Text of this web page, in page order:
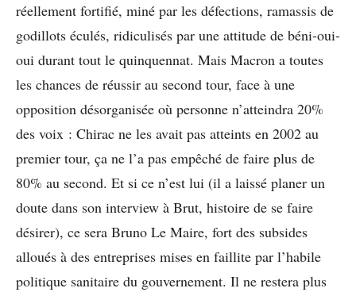
réellement fortifié, miné par les défections, ramassis de
godillots éculés, ridiculisés par une attitude de béni-oui-
oui durant tout le quinquennat. Mais Macron a toutes
les chances de réussir au second tour, face à une
opposition désorganisée où personne n’atteindra 20%
des voix : Chirac ne les avait pas atteints en 2002 au
premier tour, ça ne l’a pas empêché de faire plus de
80% au second. Et si ce n’est lui (il a laissé planer un
doute dans son interview à Brut, histoire de se faire
désirer), ce sera Bruno Le Maire, fort des subsides
alloués à des entreprises mises en faillite par l’habile
politique sanitaire du gouvernement. Il ne restera plus